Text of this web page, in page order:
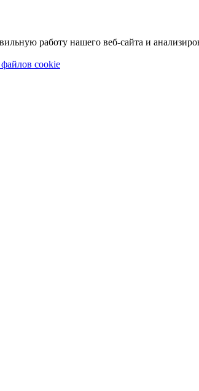
работу нашего веб-сайта и
cookie